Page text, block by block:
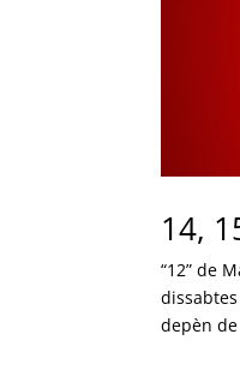
14,
“12” de
depèn